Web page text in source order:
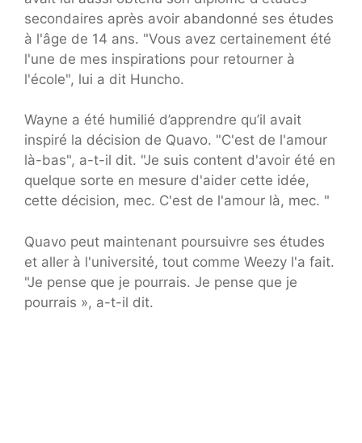
secondaires après avoir abandonné ses études
à l'âge de 14 ans. "Vous avez certainement été
l'une de mes inspirations pour retourner à
l'école", lui a dit Huncho.
Wayne a été humilié d’apprendre qu’il avait
inspiré la décision de Quavo. "C'est de l'amour
là-bas", a-t-il dit. "Je suis content d'avoir été en
quelque sorte en mesure d'aider cette idée,
cette décision, mec. C'est de l'amour là, mec. "
Quavo peut maintenant poursuivre ses études
et aller à l'université, tout comme Weezy l'a fait.
"Je pense que je pourrais. Je pense que je
pourrais », a-t-il dit.